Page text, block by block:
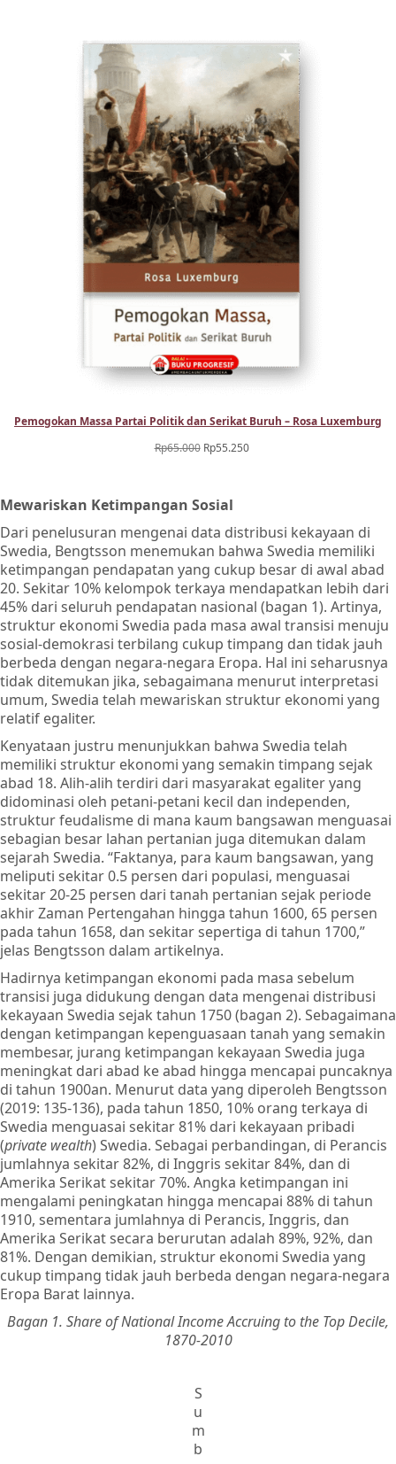
Pemogokan Massa Partai Politik dan Serikat Buruh – Rosa Luxemburg
Rp65.000 Harga
Rp65.000.
Rp55.250Harga
Mewariskan Ketimpangan Sosial
Dari penelusuran mengenai data distribusi kekayaan di
Swedia, Bengtsson menemukan bahwa Swedia memiliki
ketimpangan pendapatan yang cukup besar di awal abad
20. Sekitar 10% kelompok terkaya mendapatkan lebih dari
45% dari seluruh pendapatan nasional (bagan 1). Artinya,
struktur ekonomi Swedia pada masa awal transisi menuju
sosial-demokrasi terbilang cukup timpang dan tidak jauh
berbeda dengan negara-negara Eropa. Hal ini seharusnya
tidak ditemukan jika, sebagaimana menurut interpretasi
umum, Swedia telah mewariskan struktur ekonomi yang
relatif egaliter.
Kenyataan justru menunjukkan bahwa Swedia telah
memiliki struktur ekonomi yang semakin timpang sejak
abad 18. Alih-alih terdiri dari masyarakat egaliter yang
didominasi oleh petani-petani kecil dan independen,
struktur feudalisme di mana kaum bangsawan menguasai
sebagian besar lahan pertanian juga ditemukan dalam
sejarah Swedia. “Faktanya, para kaum bangsawan, yang
meliputi sekitar 0.5 persen dari populasi, menguasai
sekitar 20-25 persen dari tanah pertanian sejak periode
akhir Zaman Pertengahan hingga tahun 1600, 65 persen
pada tahun 1658, dan sekitar sepertiga di tahun 1700,”
jelas Bengtsson dalam artikelnya.
Hadirnya ketimpangan ekonomi pada masa sebelum
transisi juga didukung dengan data mengenai distribusi
kekayaan Swedia sejak tahun 1750 (bagan 2). Sebagaimana
dengan ketimpangan kepenguasaan tanah yang semakin
membesar, jurang ketimpangan kekayaan Swedia juga
meningkat dari abad ke abad hingga mencapai puncaknya
di tahun 1900an. Menurut data yang diperoleh Bengtsson
(2019: 135-136), pada tahun 1850, 10% orang terkaya di
Swedia menguasai sekitar 81% dari kekayaan pribadi
(private wealth) Swedia. Sebagai perbandingan, di Perancis
jumlahnya sekitar 82%, di Inggris sekitar 84%, dan di
Amerika Serikat sekitar 70%. Angka ketimpangan ini
mengalami peningkatan hingga mencapai 88% di tahun
1910, sementara jumlahnya di Perancis, Inggris, dan
Amerika Serikat secara berurutan adalah 89%, 92%, dan
81%. Dengan demikian, struktur ekonomi Swedia yang
cukup timpang tidak jauh berbeda dengan negara-negara
Eropa Barat lainnya.
Bagan 1. Share of National Income Accruing to the Top Decile,
1870-2010
S
u
m
b